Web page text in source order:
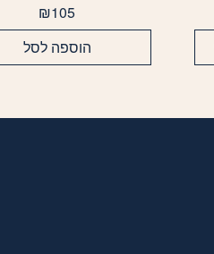
₪105
הוספה לסל